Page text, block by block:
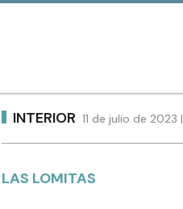
INTERIOR 11 de julio de
LAS LOMITAS